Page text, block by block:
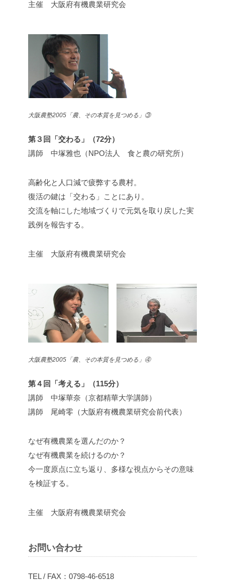
主催 大阪府有機農業研究会
大阪農塾2005「農、その本質を見つめる」③
第３回「交わる」（72分）
講師 中塚雅也（NPO法人 食と農の研究所）
高齢化と人口減で疲弊する農村。
復活の鍵は「交わる」ことにあり。
交流を軸にした地域づくりで元気を取り戻した実
践例を報告する。
主催 大阪府有機農業研究会
大阪農塾2005「農、その本質を見つめる」④
第４回「考える」（115分）
講師 中塚華奈（京都精華大学講師）
講師 尾崎零（大阪府有機農業研究会前代表）
なぜ有機農業を選んだのか？
なぜ有機農業を続けるのか？
今一度原点に立ち返り、多様な視点からその意味
を検証する。
主催 大阪府有機農業研究会
お問い合わせ
TEL / FAX：0798-46-6518